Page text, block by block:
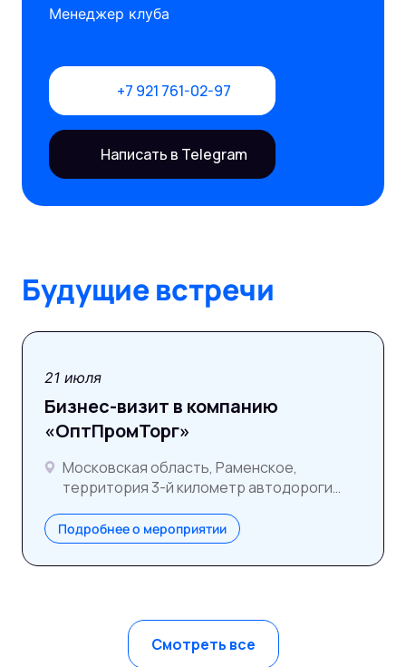
Менеджер клуба
+7 921 761-02-97
Написать в Telegram
Будущие встречи
21 июля
Бизнес-визит в компанию
«ОптПромТорг»
Московская область, Раменское,
территория 3-й километр автодороги
Подробнее о мероприятии
Смотреть все